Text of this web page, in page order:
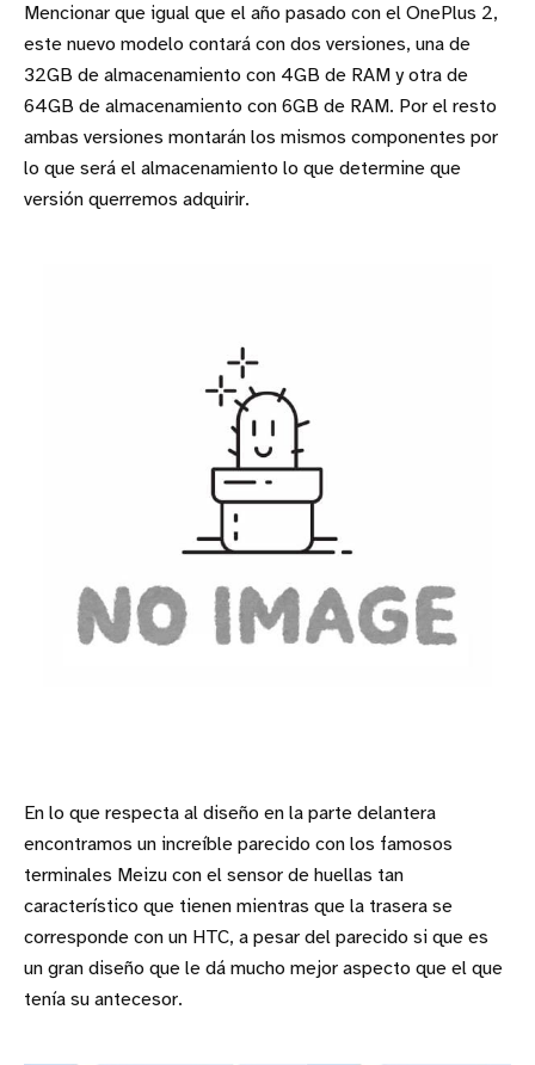
Mencionar que igual que el año pasado con el OnePlus 2,
este nuevo modelo contará con dos versiones, una de
32GB de almacenamiento con 4GB de RAM y otra de
64GB de almacenamiento con 6GB de RAM. Por el resto
ambas versiones montarán los mismos componentes por
lo que será el almacenamiento lo que determine que
versión querremos adquirir.
En lo que respecta al diseño en la parte delantera
encontramos un increíble parecido con los famosos
terminales Meizu con el sensor de huellas tan
característico que tienen mientras que la trasera se
corresponde con un HTC, a pesar del parecido si que es
un gran diseño que le dá mucho mejor aspecto que el que
tenía su antecesor.